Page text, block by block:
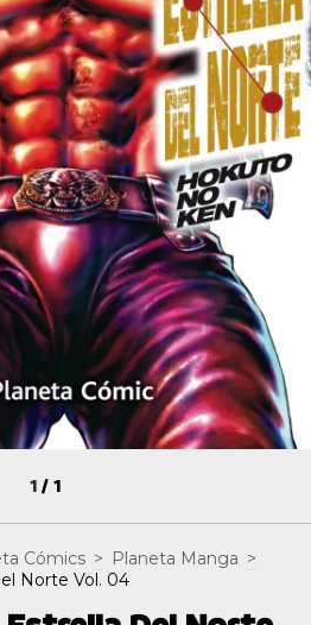
1/1
Cómics > Planeta Manga >
Norte Vol. 04